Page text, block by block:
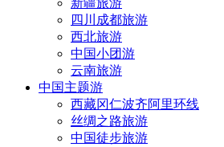
新疆旅游
四川成都旅游
西北旅游
中国小团游
云南旅游
中国主题游
西藏冈仁波齐阿里环线
丝绸之路旅游
中国徒步旅游